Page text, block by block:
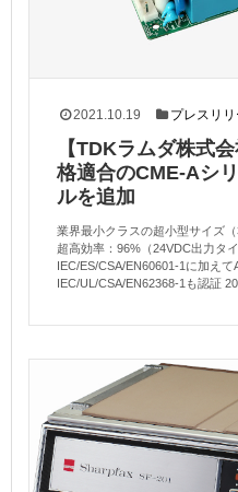
2021.10.19 プレスリリ
【TDKラムダ株式
格適合のCME-Aシ
ルを追加
業界最小クラスの超小型サイズ
超高効率：96%（24VDC出力タ
IEC/ES/CSA/EN60601-1に加え
IEC/UL/CSA/EN62368-1も認証